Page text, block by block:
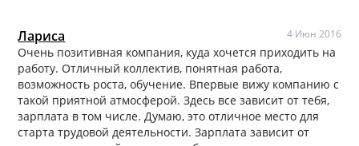
Лариса 4 Июн 2016
Очень позитивная компания, куда хочется приходить на
работу. Отличный коллектив, понятная работа,
возможность роста, обучение. Впервые вижу компанию с
такой приятной атмосферой. Здесь все зависит от тебя,
зарплата в том числе. Думаю, это отличное место для
старта трудовой деятельности. Зарплата зависит от